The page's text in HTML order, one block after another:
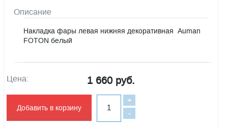
Описание
Накладка фары левая нижняя декоративная Auman
FOTON белый
Цена: 1 660 руб.
Добавить в корзину
-
+